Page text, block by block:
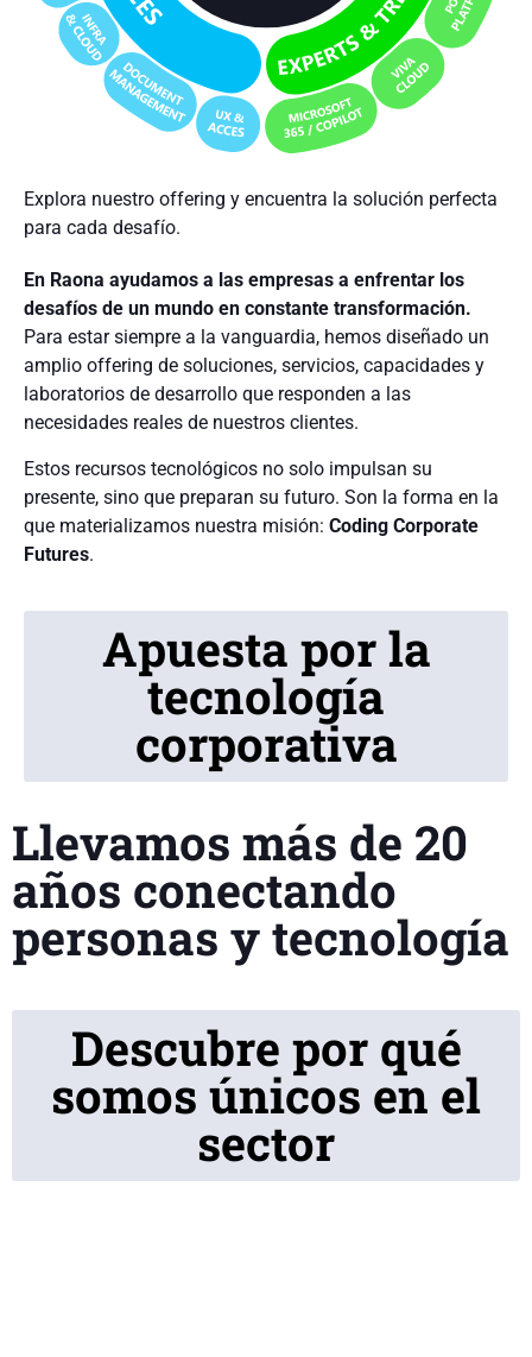
Explora nuestro offering y encuentra la solución perfecta
para cada desafío.
En Raona ayudamos a las empresas a enfrentar los
desafíos de un mundo en constante transformación.
Para estar siempre a la vanguardia, hemos diseñado un
amplio offering de soluciones, servicios, capacidades y
laboratorios de desarrollo que responden a las
necesidades reales de nuestros clientes.
Estos recursos tecnológicos no solo impulsan su
presente, sino que preparan su futuro. Son la forma en la
que materializamos nuestra misión: Coding Corporate
Futures.
Apuesta por la
tecnología
corporativa
Llevamos más de 20
años conectando
personas y tecnología
Descubre por qué
somos únicos en el
sector